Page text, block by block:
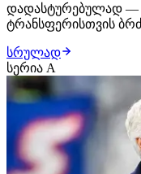
დადასტურებულად
ტრანსფერისთვის
მუშაობას იწყებს.
ფეხბურთელისთვის
ამზადებს და
მოლაპარაკებები
სრულად
სერია A